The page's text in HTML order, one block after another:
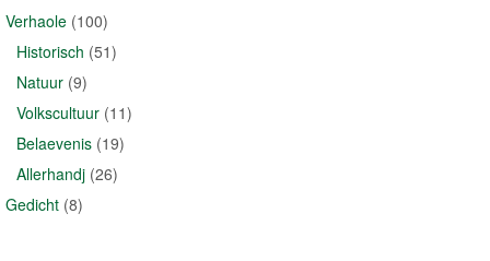
Verhaole (100)
Historisch (51)
Natuur (9)
Volkscultuur (11)
Belaevenis (19)
Allerhandj (26)
Gedicht (8)